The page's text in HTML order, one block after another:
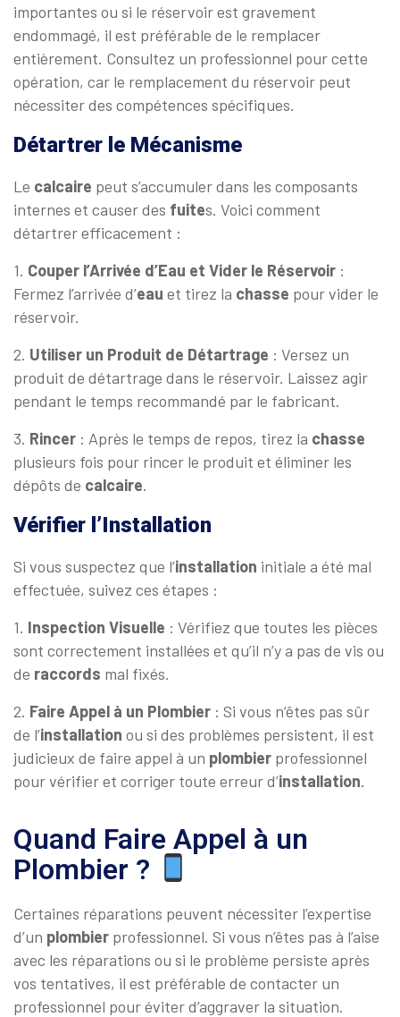
importantes ou si le réservoir est gravement
endommagé, il est préférable de le remplacer
entièrement. Consultez un professionnel pour cette
opération, car le remplacement du réservoir peut
nécessiter des compétences spécifiques.
Détartrer le Mécanisme
Le calcaire peut s’accumuler dans les composants
internes et causer des fuites. Voici comment
détartrer efficacement :
1. Couper l’Arrivée d’Eau et Vider le Réservoir :
Fermez l’arrivée d’eau et tirez la chasse pour vider le
réservoir.
2. Utiliser un Produit de Détartrage : Versez un
produit de détartrage dans le réservoir. Laissez agir
pendant le temps recommandé par le fabricant.
3. Rincer : Après le temps de repos, tirez la chasse
plusieurs fois pour rincer le produit et éliminer les
dépôts de calcaire.
Vérifier l’Installation
Si vous suspectez que l’installation initiale a été mal
effectuée, suivez ces étapes :
1. Inspection Visuelle : Vérifiez que toutes les pièces
sont correctement installées et qu’il n’y a pas de vis ou
de raccords mal fixés.
2. Faire Appel à un Plombier : Si vous n’êtes pas sûr
de l’installation ou si des problèmes persistent, il est
judicieux de faire appel à un plombier professionnel
pour vérifier et corriger toute erreur d’installation.
Quand Faire Appel à un
Plombier ?
Certaines réparations peuvent nécessiter l’expertise
d’un plombier professionnel. Si vous n’êtes pas à l’aise
avec les réparations ou si le problème persiste après
vos tentatives, il est préférable de contacter un
professionnel pour éviter d’aggraver la situation.